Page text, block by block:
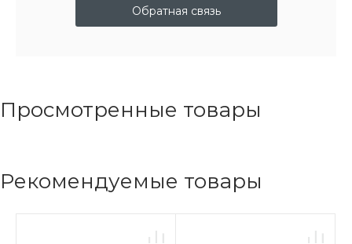
Обратная связь
Просмотренные товары
Рекомендуемые товары